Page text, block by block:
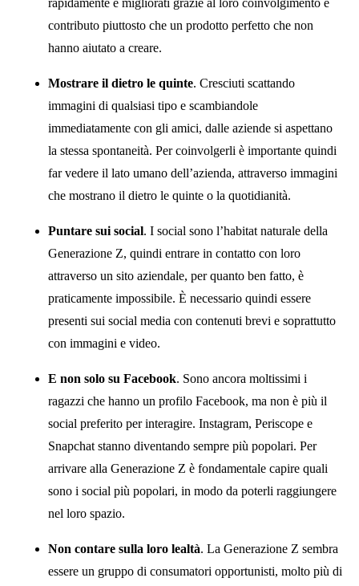
rapidamente e migliorati grazie al loro coinvolgimento e
contributo piuttosto che un prodotto perfetto che non
hanno aiutato a creare.
Mostrare il dietro le quinte. Cresciuti scattando
immagini di qualsiasi tipo e scambiandole
immediatamente con gli amici, dalle aziende si aspettano
la stessa spontaneità. Per coinvolgerli è importante quindi
far vedere il lato umano dell’azienda, attraverso immagini
che mostrano il dietro le quinte o la quotidianità.
Puntare sui social. I social sono l’habitat naturale della
Generazione Z, quindi entrare in contatto con loro
attraverso un sito aziendale, per quanto ben fatto, è
praticamente impossibile. È necessario quindi essere
presenti sui social media con contenuti brevi e soprattutto
con immagini e video.
E non solo su Facebook. Sono ancora moltissimi i
ragazzi che hanno un profilo Facebook, ma non è più il
social preferito per interagire. Instagram, Periscope e
Snapchat stanno diventando sempre più popolari. Per
arrivare alla Generazione Z è fondamentale capire quali
sono i social più popolari, in modo da poterli raggiungere
nel loro spazio.
Non contare sulla loro lealtà. La Generazione Z sembra
essere un gruppo di consumatori opportunisti, molto più di